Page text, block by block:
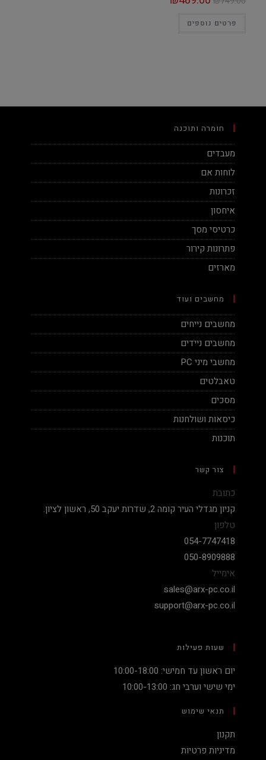
פרטים נוספים
חומרה ותוכנה
מעבדים
לוחות אם
זכרונות
איחסון
כרטיסי מסך
פתרונות קירור
מארזים
מחשבים ועוד
מחשבים נייחים
מחשבים ניידים
מחשבי מיני PC
טאבלטים
מסכים
כיסאות ושולחנות
תוכנות
צור קשר
כתובת
קניון מגדלי העיר קומה 2, שדרות יעקב 50, ראשון לציון.
טלפון
054-7747418
050-8909888
אימייל
sales@arx-pc.co.il
support@arx-pc.co.il
שעות פעילות
יום ראשון עד חמישי: 10:00-18:00
ימי שישי וערבי חג: 10:00-13:00
תנאי שימוש
תקנון
מדיניות פרטיות